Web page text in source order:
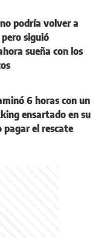
podría volver a
siguió
sueña con los
6 horas con un
ensartado en su
pagar el rescate